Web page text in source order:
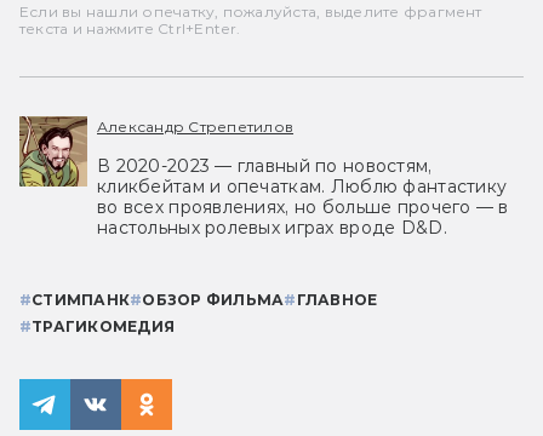
Если вы нашли опечатку, пожалуйста, выделите фрагмент
текста и нажмите Ctrl+Enter.
Александр Стрепетилов
В 2020-2023 — главный по новостям,
кликбейтам и опечаткам. Люблю фантастику
во всех проявлениях, но больше прочего — в
настольных ролевых играх вроде D&D.
#СТИМПАНК#ОБЗОР ФИЛЬМА# ГЛАВНОЕ
#ТРАГИКОМЕДИЯ